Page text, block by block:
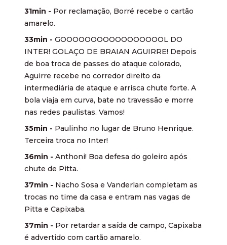
31min - Por reclamação, Borré recebe o cartão
amarelo.
33min - GOOOOOOOOOOOOOOOOOL DO
INTER! GOLAÇO DE BRAIAN AGUIRRE! Depois
de boa troca de passes do ataque colorado,
Aguirre recebe no corredor direito da
intermediária de ataque e arrisca chute forte. A
bola viaja em curva, bate no travessão e morre
nas redes paulistas. Vamos!
35min - Paulinho no lugar de Bruno Henrique.
Terceira troca no Inter!
36min - Anthoni! Boa defesa do goleiro após
chute de Pitta.
37min - Nacho Sosa e Vanderlan completam as
trocas no time da casa e entram nas vagas de
Pitta e Capixaba.
37min - Por retardar a saída de campo, Capixaba
é advertido com cartão amarelo.